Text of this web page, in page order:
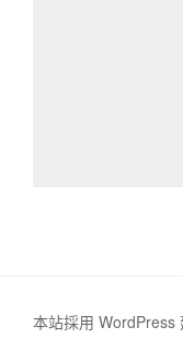
本站採用 WordPress